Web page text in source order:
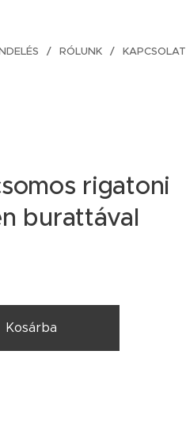
RÓLUNK KAPCSOLAT
rigatoni
burattával
Kosárba